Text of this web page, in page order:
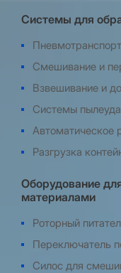
Системы для
Пневмотранспорт
Смешивание и
Взвешивание и
Системы
Автоматическое
Разгрузка
Оборудование
материалами
Роторный
Переключатель
Силос для